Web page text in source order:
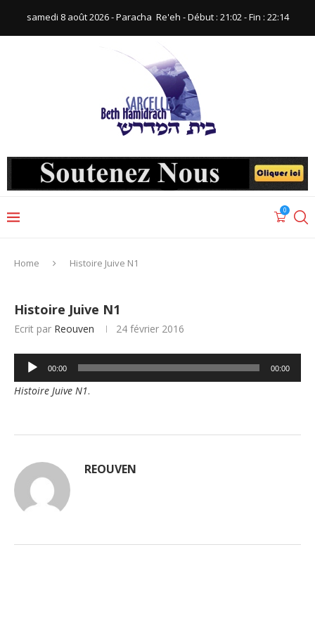
samedi 8 août 2026 - Paracha ‪ Re'eh‬ - Début : 21:02‬ - Fin : ‪22:14‬
0
Home Histoire Juive N1
Histoire Juive N1
Ecrit par Reouven 24 février 2016
Lecteur
audio
00:00 00:00
Histoire Juive N1.
REOUVEN